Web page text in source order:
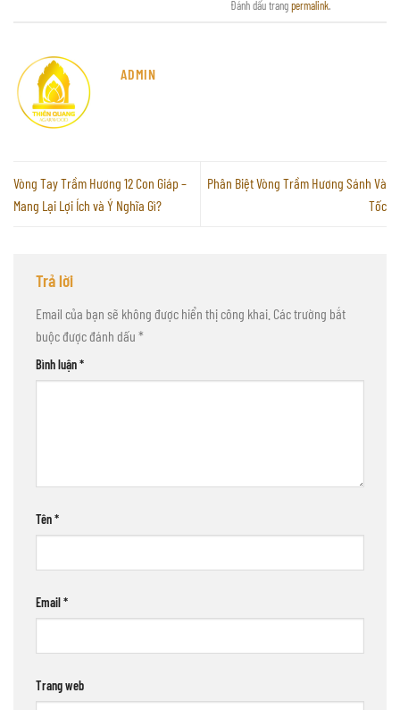
Đánh dấu trangpermalink.
ADMIN
Vòng Tay Trầm Hương 12 Con Giáp –
Mang Lại Lợi Ích và Ý Nghĩa Gì?
Phân Biệt Vòng Trầm Hương Sánh Và
Tốc
Trả lời
Email của bạn sẽ không được hiển thị công khai. Các trường bắt
buộc được đánh dấu *
Bình luận*
Tên*
Email*
Trang web